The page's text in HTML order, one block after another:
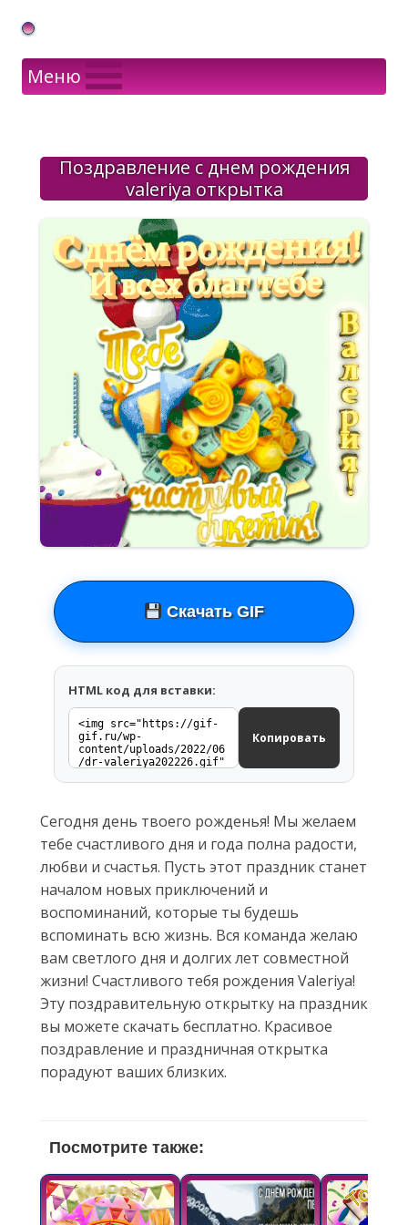
Gif Открытки в подарок
Меню
Поздравление с днем рождения
valeriya открытка
Скачать GIF
HTML код для вставки:
Копировать
Сегодня день твоего рожденья! Мы желаем
тебе счастливого дня и года полна радости,
любви и счастья. Пусть этот праздник станет
началом новых приключений и
воспоминаний, которые ты будешь
вспоминать всю жизнь. Вся команда желаю
вам светлого дня и долгих лет совместной
жизни! Счастливого тебя рождения Valeriya!
Эту поздравительную открытку на праздник
вы можете скачать бесплатно. Красивое
поздравление и праздничная открытка
порадуют ваших близких.
Посмотрите также: